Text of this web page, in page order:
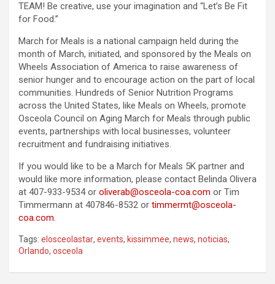
TEAM! Be creative, use your imagination and “Let’s Be Fit
for Food.”
March for Meals is a national campaign held during the
month of March, initiated, and sponsored by the Meals on
Wheels Association of America to raise awareness of
senior hunger and to encourage action on the part of local
communities. Hundreds of Senior Nutrition Programs
across the United States, like Meals on Wheels, promote
Osceola Council on Aging March for Meals through public
events, partnerships with local businesses, volunteer
recruitment and fundraising initiatives.
If you would like to be a March for Meals 5K partner and
would like more information, please contact Belinda Olivera
at 407-933-9534 or oliverab@osceola-coa.com or Tim
Timmermann at 407846-8532 or timmermt@osceola-
coa.com.
Tags: elosceolastar, events, kissimmee, news, noticias,
Orlando, osceola